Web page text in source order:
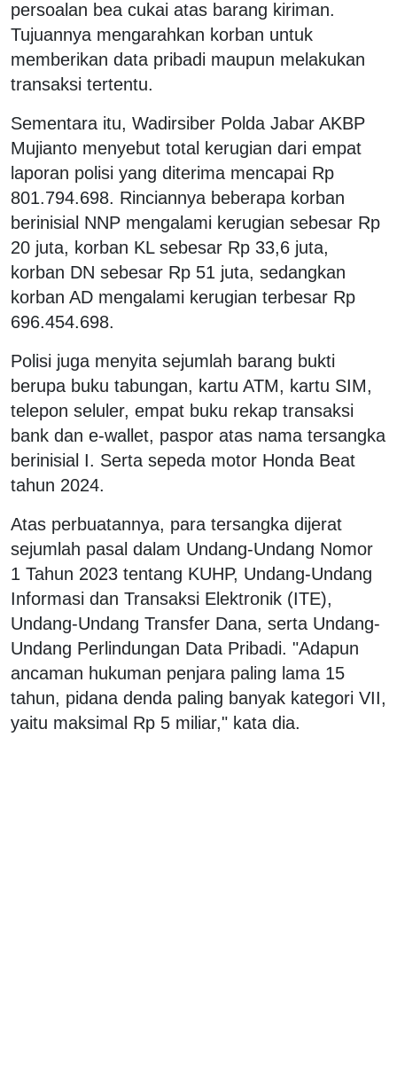
persoalan bea cukai atas barang kiriman.
Tujuannya mengarahkan korban untuk
memberikan data pribadi maupun melakukan
transaksi tertentu.
Sementara itu, Wadirsiber Polda Jabar AKBP
Mujianto menyebut total kerugian dari empat
laporan polisi yang diterima mencapai Rp
801.794.698. Rinciannya beberapa korban
berinisial NNP mengalami kerugian sebesar Rp
20 juta, korban KL sebesar Rp 33,6 juta,
korban DN sebesar Rp 51 juta, sedangkan
korban AD mengalami kerugian terbesar Rp
696.454.698.
Polisi juga menyita sejumlah barang bukti
berupa buku tabungan, kartu ATM, kartu SIM,
telepon seluler, empat buku rekap transaksi
bank dan e-wallet, paspor atas nama tersangka
berinisial I. Serta sepeda motor Honda Beat
tahun 2024.
Atas perbuatannya, para tersangka dijerat
sejumlah pasal dalam Undang-Undang Nomor
1 Tahun 2023 tentang KUHP, Undang-Undang
Informasi dan Transaksi Elektronik (ITE),
Undang-Undang Transfer Dana, serta Undang-
Undang Perlindungan Data Pribadi. "Adapun
ancaman hukuman penjara paling lama 15
tahun, pidana denda paling banyak kategori VII,
yaitu maksimal Rp 5 miliar," kata dia.